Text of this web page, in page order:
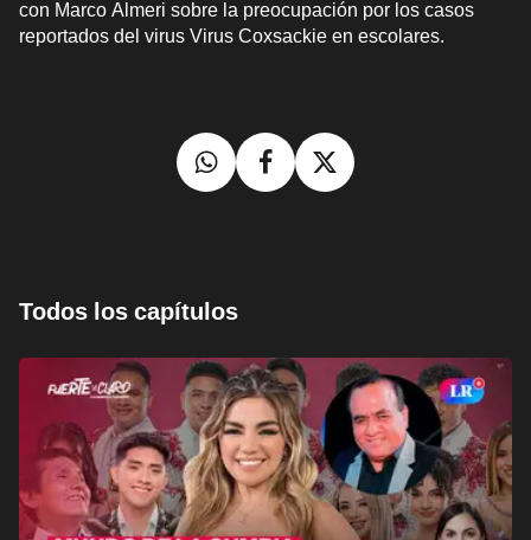
con Marco Almeri sobre la preocupación por los casos
reportados del virus Virus Coxsackie en escolares.
Todos los capítulos